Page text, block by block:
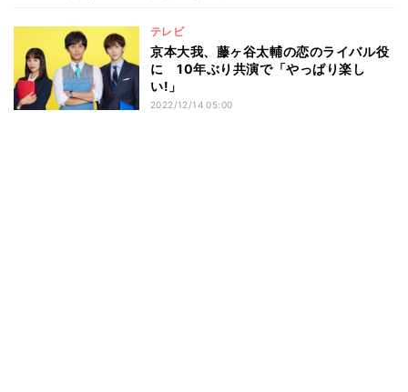
テレビ
京本大我、藤ヶ谷太輔の恋のライバル役
に 10年ぶり共演で「やっぱり楽し
い!」
2022/12/14 05:00